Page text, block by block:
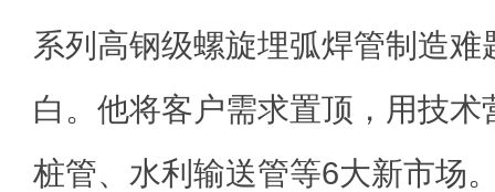
系列高钢级螺旋埋弧焊管制造
白。他将客户需求置顶，用技
桩管、水利输送管等6大新市场